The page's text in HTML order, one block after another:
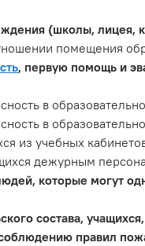
(школы,
помещения
, первую помощь и
в
в
из учебных
дежурным
которые могут
состава,
правил